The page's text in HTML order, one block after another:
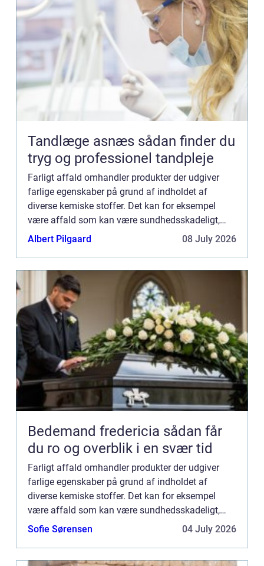
Tandlæge asnæs sådan finder du
tryg og professionel tandpleje
Farligt affald omhandler produkter der udgiver
farlige egenskaber på grund af indholdet af
diverse kemiske stoffer. Det kan for eksempel
være affald som kan være sundhedsskadeligt,
brandfarlig, skadeligt for miljøet eller blot giftigt.
Albert Pilgaard 08 July 2026
Bedemand fredericia sådan får
du ro og overblik i en svær tid
Farligt affald omhandler produkter der udgiver
farlige egenskaber på grund af indholdet af
diverse kemiske stoffer. Det kan for eksempel
være affald som kan være sundhedsskadeligt,
brandfarlig, skadeligt for miljøet eller blot giftigt.
Sofie Sørensen 04 July 2026